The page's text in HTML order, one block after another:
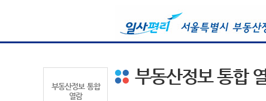
부동산정보 통합
열람
부동산정보 통합